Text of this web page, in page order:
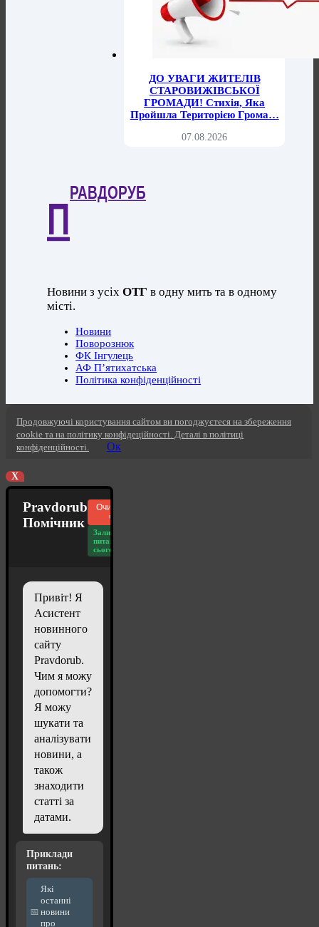
ДО УВАГИ ЖИТЕЛІВ
СТАРОВИЖІВСЬКОЇ
ГРОМАДИ! Стихія, Яка
Пройшла Територією Грома…
07.08.2026
П
РАВДОРУБ
Новини з усіхОТГ в одну мить та в одному
місті.
Новини
Поворознюк
ФК Інгулець
АФ П’ятихатська
Політика конфіденційності
Продовжуючі користування сайтом ви погоджуєтеся на збереження
cookie та на політику конфідеційності. Деталі в політиці
конфіденційності.
Ок
X
Pravdorub
Помічник
Очистити
чат
Залишилось
питань
сьогодні: 20
Привіт! Я
Асистент
новинного
сайту
Pravdorub.
Чим я можу
допомогти?
Я можу
шукати та
аналізувати
новини, а
також
знаходити
статті за
датами.
Приклади
питань:
Які
останні
новини
про